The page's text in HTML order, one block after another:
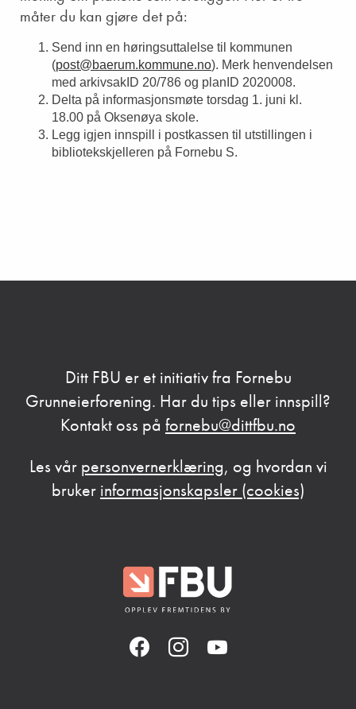
måter du kan gjøre det på:
Send inn en høringsuttalelse til kommunen
(post@baerum.kommune.no). Merk henvendelsen
med arkivsakID 20/786 og planID 2020008.
Delta på informasjonsmøte torsdag 1. juni kl.
18.00 på Oksenøya skole.
Legg igjen innspill i postkassen til utstillingen i
bibliotekskjelleren på Fornebu S.
Ditt FBU er et initiativ fra Fornebu
Grunneierforening. Har du tips eller innspill?
Kontakt oss på fornebu@dittfbu.no
Les vår personvernerklæring, og hvordan vi
bruker informasjonskapsler (cookies)